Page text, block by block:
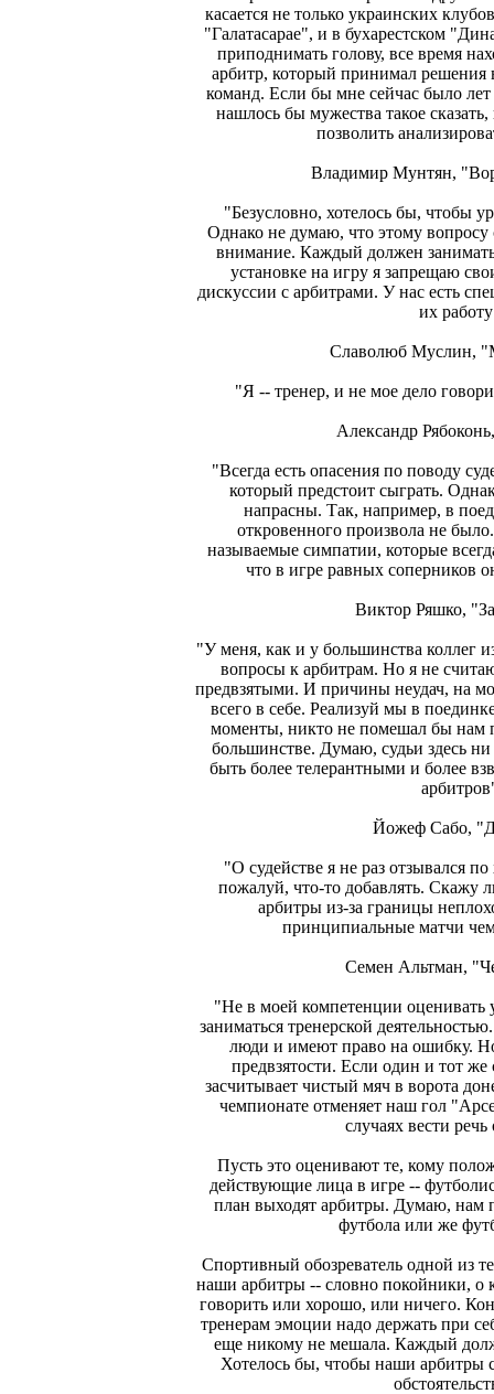
касается не только украинских
"Галатасарае", и в бухарестском
приподнимать голову, все время
арбитр, который принимал решения
команд. Если бы мне сейчас было
нашлось бы мужества такое
позволить
Владимир Мунтян,
"Безусловно, хотелось бы, чтобы
Однако не думаю, что этому вопросу
внимание. Каждый должен
установке на игру я запрещаю
дискуссии с арбитрами. У нас есть
их
Славолюб Муслин,
"Я -- тренер, и не мое дело
Александр
"Всегда есть опасения по поводу
который предстоит сыграть.
напрасны. Так, например, в
откровенного произвола не
называемые симпатии, которые
что в игре равных соперников
Виктор Ряшко,
"У меня, как и у большинства коллег
вопросы к арбитрам. Но я не
предвзятыми. И причины неудач, на
всего в себе. Реализуй мы в
моменты, никто не помешал бы нам
большинстве. Думаю, судьи здесь
быть более телерантными и более
Йожеф Сабо,
"О судействе я не раз отзывался
пожалуй, что-то добавлять. Скажу
арбитры из-за границы
принципиальные матчи
Семен Альтман,
"Не в моей компетенции оценивать
заниматься тренерской
люди и имеют право на ошибку.
предвзятости. Если один и тот
засчитывает чистый мяч в ворота
чемпионате отменяет наш гол
случаях вести
Пусть это оценивают те, кому
действующие лица в игре --
план выходят арбитры. Думаю, нам
футбола или же
Спортивный обозреватель одной из
наши арбитры -- словно покойники, о
говорить или хорошо, или ничего.
тренерам эмоции надо держать при
еще никому не мешала. Каждый
Хотелось бы, чтобы наши арбитры